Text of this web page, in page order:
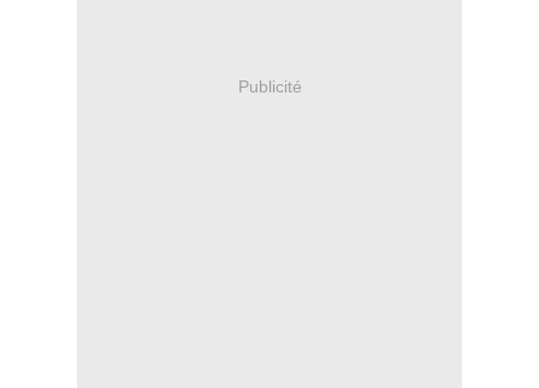
Publicité